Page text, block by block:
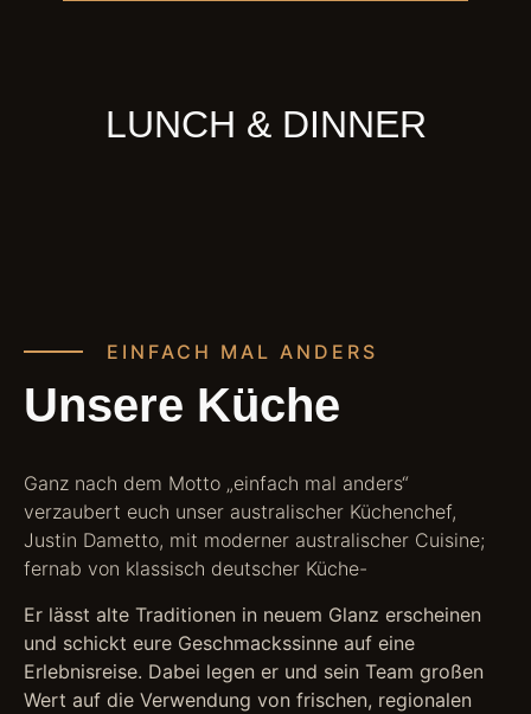
LUNCH & DINNER
EINFACH MAL ANDERS
Unsere Küche
Ganz nach dem Motto „einfach mal anders“
verzaubert euch unser australischer Küchenchef,
Justin Dametto, mit moderner australischer Cuisine;
fernab von klassisch deutscher Küche-
Er lässt alte Traditionen in neuem Glanz erscheinen
und schickt eure Geschmackssinne auf eine
Erlebnisreise. Dabei legen er und sein Team großen
Wert auf die Verwendung von frischen, regionalen